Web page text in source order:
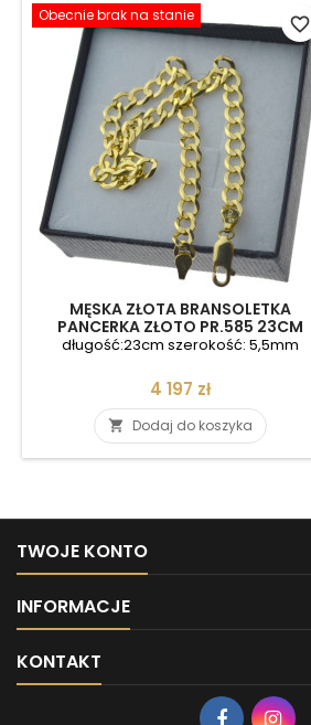
Obecnie brak na stanie
MĘSKA ZŁOTA BRANSOLETKA
PANCERKA ZŁOTO PR.585 23CM
5,5MM BR016
długość:23cm szerokość: 5,5mm
Cena
4 197 zł
 Dodaj do koszyka
favorite_border
TWOJE KONTO
INFORMACJE
KONTAKT